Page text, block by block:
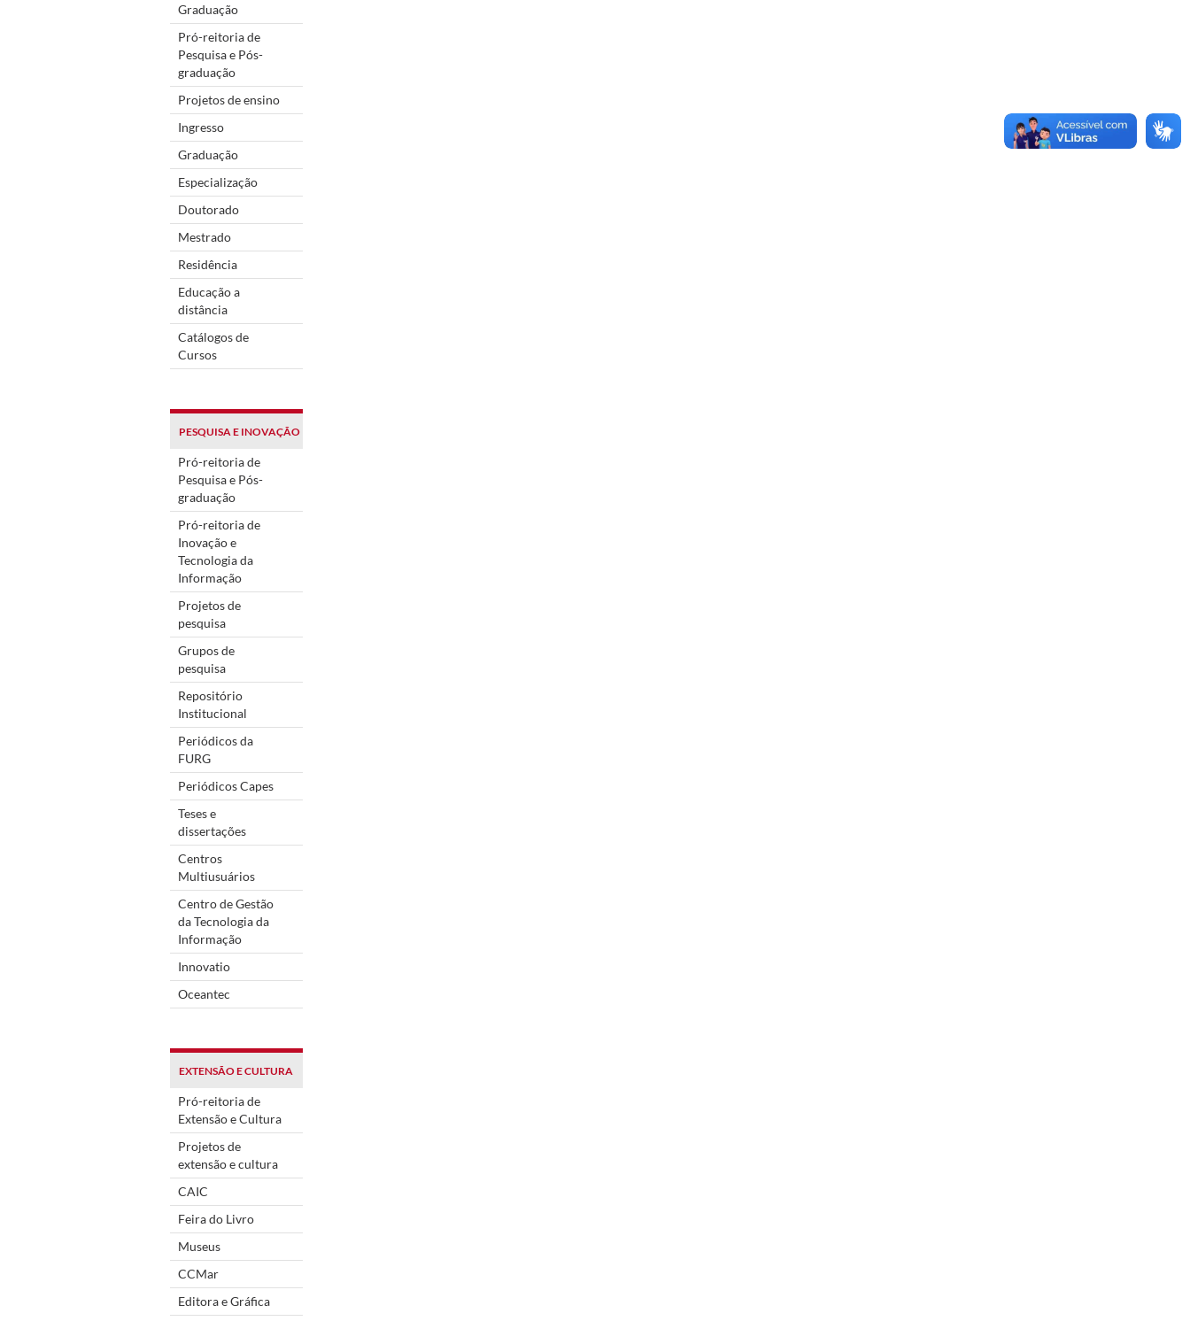
Graduação
Pró-reitoria de
Pesquisa e Pós-
graduação
Projetos de ensino
Ingresso
Graduação
Especialização
Doutorado
Mestrado
Residência
Educação a
distância
Catálogos de
Cursos
PESQUISA E INOVAÇÃO
Pró-reitoria de
Pesquisa e Pós-
graduação
Pró-reitoria de
Inovação e
Tecnologia da
Informação
Projetos de
pesquisa
Grupos de
pesquisa
Repositório
Institucional
Periódicos da
FURG
Periódicos Capes
Teses e
dissertações
Centros
Multiusuários
Centro de Gestão
da Tecnologia da
Informação
Innovatio
Oceantec
EXTENSÃO E CULTURA
Pró-reitoria de
Extensão e Cultura
Projetos de
extensão e cultura
CAIC
Feira do Livro
Museus
CCMar
Editora e Gráfica